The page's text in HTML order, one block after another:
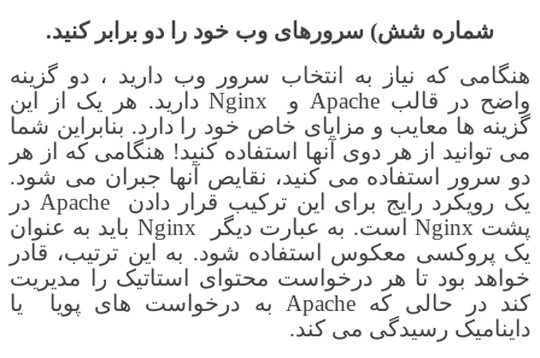
شماره شش) سرورهای وب خود را دو برابر کنید.
هنگامی که نیاز به انتخاب سرور وب دارید ، دو گزینه
واضح در قالب Apache و Nginx دارید. هر یک از این
گزینه ها معایب و مزایای خاص خود را دارد. بنابراین شما
می توانید از هر دوی آنها استفاده کنید! هنگامی که از هر
دو سرور استفاده می کنید، نقایص آنها جبران می شود.
یک رویکرد رایج برای این ترکیب قرار دادن
Apache در
پشت Nginx است. به عبارت دیگر Nginx باید به عنوان
یک پروکسی معکوس استفاده شود. به این ترتیب، قادر
خواهد بود تا هر درخواست محتوای استاتیک را مدیریت
کند در حالی که Apache به درخواست های پویا
یا
داینامیک رسیدگی می کند.